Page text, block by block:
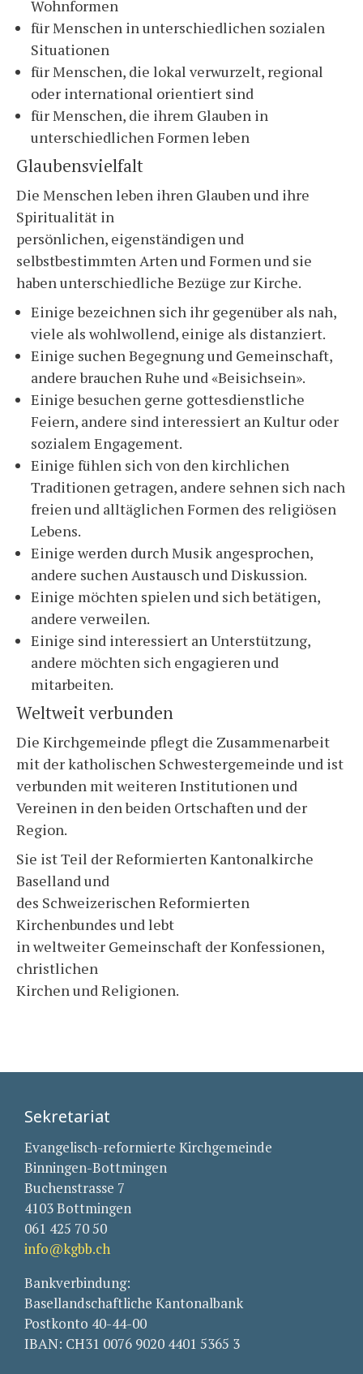
Wohnformen
für Menschen in unterschiedlichen sozialen
Situationen
für Menschen, die lokal verwurzelt, regional
oder international orientiert sind
für Menschen, die ihrem Glauben in
unterschiedlichen Formen leben
Glaubensvielfalt
Die Menschen leben ihren Glauben und ihre
Spiritualität in
persönlichen, eigenständigen und
selbstbestimmten Arten und Formen und sie
haben unterschiedliche Bezüge zur Kirche.
Einige bezeichnen sich ihr gegenüber als nah,
viele als wohlwollend, einige als distanziert.
Einige suchen Begegnung und Gemeinschaft,
andere brauchen Ruhe und «Beisichsein».
Einige besuchen gerne gottesdienstliche
Feiern, andere sind interessiert an Kultur oder
sozialem Engagement.
Einige fühlen sich von den kirchlichen
Traditionen getragen, andere sehnen sich nach
freien und alltäglichen Formen des religiösen
Lebens.
Einige werden durch Musik angesprochen,
andere suchen Austausch und Diskussion.
Einige möchten spielen und sich betätigen,
andere verweilen.
Einige sind interessiert an Unterstützung,
andere möchten sich engagieren und
mitarbeiten.
Weltweit verbunden
Die Kirchgemeinde pflegt die Zusammenarbeit
mit der katholischen Schwestergemeinde und ist
verbunden mit weiteren Institutionen und
Vereinen in den beiden Ortschaften und der
Region.
Sie ist Teil der Reformierten Kantonalkirche
Baselland und
des Schweizerischen Reformierten
Kirchenbundes und lebt
in weltweiter Gemeinschaft der Konfessionen,
christlichen
Kirchen und Religionen.
Sekretariat
Evangelisch-reformierte Kirchgemeinde
Binningen-Bottmingen
Buchenstrasse 7
4103 Bottmingen
061 425 70 50
info@kgbb.ch
Bankverbindung:
Basellandschaftliche Kantonalbank
Postkonto 40-44-00
IBAN: CH31 0076 9020 4401 5365 3